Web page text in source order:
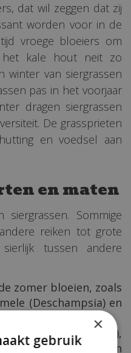
dat wil zeggen dat zij
worden voor in de
vroege bloeiers om
het kale hout neit zo
van siergrassen
pas in het voorjaar
dragen siergrassen
De grassprieten
en voedsel aan
en maten
Sommige
reiken tot grote
tussen andere
zomer bloeien, zoals
(Deschampsia) en
(Miscanthus),
of Stipa) en
×
gebruik